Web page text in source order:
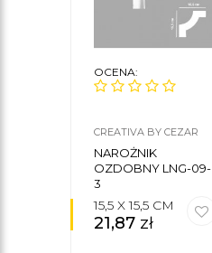
OCENA:
CREATIVA BY CEZAR
NAROŻNIK
OZDOBNY LNG-09-
3
15,5 X 15,5 CM
21,87 zł